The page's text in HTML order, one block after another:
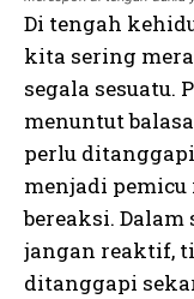
Di tengah
kita sering
segala sesuatu.
menuntut
perlu
menjadi
bereaksi.
jangan reaktif,
ditanggapi